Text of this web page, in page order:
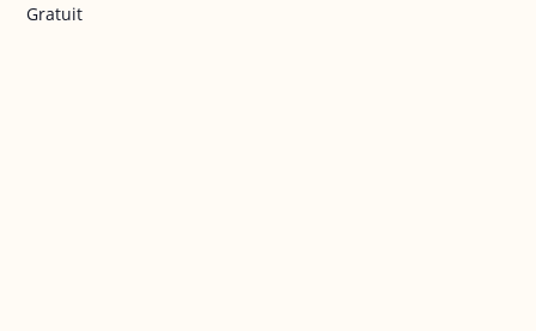
Gratuit